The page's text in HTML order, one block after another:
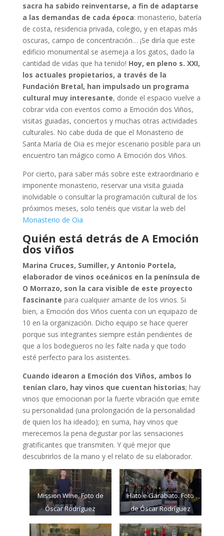
sacra ha sabido reinventarse, a fin de adaptarse
a las demandas de cada época: monasterio, batería
de costa, residencia privada, colegio, y en etapas más
oscuras, campo de concentración… ¡Se diría que este
edificio monumental se asemeja a los gatos, dado la
cantidad de vidas que ha tenido! Hoy, en pleno s. XXI,
los actuales propietarios, a través de la
Fundación Bretal, han impulsado un programa
cultural muy interesante, donde el espacio vuelve a
cobrar vida con eventos como a Emoción dos Viños,
visitas guiadas, conciertos y muchas otras actividades
culturales. No cabe duda de que el Monasterio de
Santa María de Oia es mejor escenario posible para un
encuentro tan mágico como A Emoción dos Viños.
Por cierto, para saber más sobre este extraordinario e
imponente monasterio, reservar una visita guiada
inolvidable o consultar la programación cultural de los
próximos meses, solo tenéis que visitar la web del
Monasterio de Oia
Quién está detrás de A Emoción
dos viños
Marina Cruces, Sumiller, y Antonio Portela,
elaborador de vinos oceánicos en la península de
O Morrazo, son la cara visible de este proyecto
fascinante para cualquier amante de los vinos. Si
bien, a Emoción dos Viños cuenta con un equipazo de
10 en la organización. Dicho equipo se hace querer
porque sus integrantes siempre están pendientes de
que a los bodegueros no les falte nada y que todo
esté perfecto para los asistentes.
Cuando idearon a Emoción dos Viños, ambos lo
tenían claro, hay vinos que cuentan historias; hay
vinos que emocionan por la fuerte vibración que emite
su personalidad (una prolongación de la personalidad
de quien los ha ideado); en suma, hay vinos que
merecemos la pena degustar por las sensaciones
gratificantes que transmiten. Y qué mejor que
descubrirlos de la mano y el relato de su elaborador.
Mission Wine. Foto de
Óscar Rodríguez
Hato e Garabato. Foto
de Óscar Rodríguez